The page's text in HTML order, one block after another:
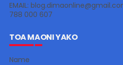
EMAIL:
788 000 607
TOA MAONI YAKO
Name